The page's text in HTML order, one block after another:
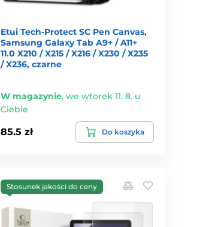
Etui Tech-Protect SC Pen Canvas,
Samsung Galaxy Tab A9+ / A11+
11.0 X210 / X215 / X216 / X230 / X235
/ X236, czarne
W magazynie,we wtorek 11. 8. u
Ciebie
85.5 zł Do koszyka
Stosunek jakości do ceny